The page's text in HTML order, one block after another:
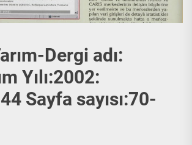
Dergi adı:
Yılı:2002:
Sayfa sayısı:70-